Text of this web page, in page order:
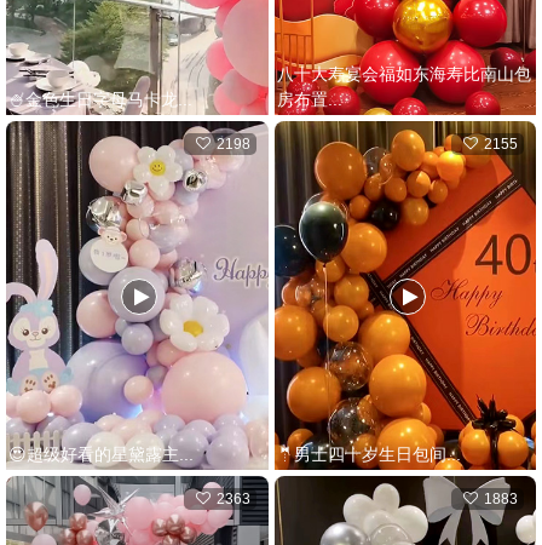
🍧金色生日字母马卡龙...
八十大寿宴会福如东海寿比南山包
房布置...
😍超级好看的星黛露主...
2198
🤵男士四十岁生日包间...
2155
2363 1883